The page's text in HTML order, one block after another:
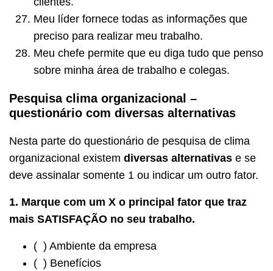
Meu líder fornece todas as informações que
preciso para realizar meu trabalho.
Meu chefe permite que eu diga tudo que penso
sobre minha área de trabalho e colegas.
Pesquisa clima organizacional –
questionário com diversas alternativas
Nesta parte do questionário de pesquisa de clima
organizacional existem diversas alternativas e se
deve assinalar somente 1 ou indicar um outro fator.
1. Marque com um X o principal fator que traz
mais SATISFAÇÃO no seu trabalho.
( ) Ambiente da empresa
( ) Benefícios